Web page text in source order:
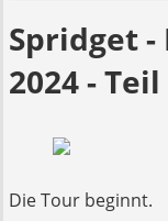
Spridget
2024 - Teil
Die Tour beginnt.